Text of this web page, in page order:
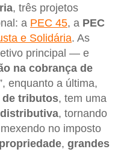
, três projetos
a PEC 45, a PEC
e Solidária. As
principal — e
na cobrança de
enquanto a última,
tributos, tem uma
, tornando
no imposto
, grandes